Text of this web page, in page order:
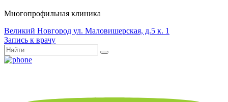
Многопрофильная клиника
Великий Новгород ул. Маловишерская, д.5 к. 1
Запись к врачу